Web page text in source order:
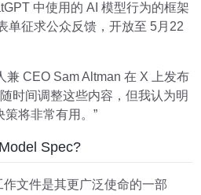
中使用的 AI 模型行为的框架
单征求公众反馈，开放至 5月22
兼 CEO Sam Altman 在 X 上发布
时间调整这些内容，但我认为明
将非常有用。”
Spec?
文件是其更广泛使命的一部